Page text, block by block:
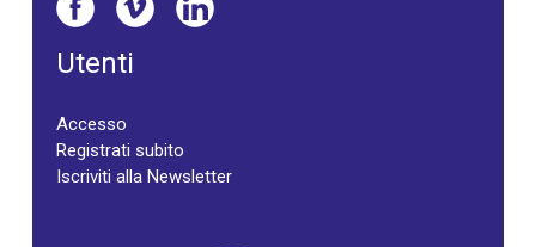
Utenti
Accesso
Registrati subito
Iscriviti alla Newsletter